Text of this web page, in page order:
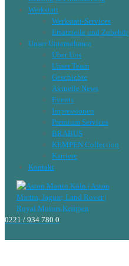
Werkstatt
Werkstatt-Services
Ersatzteile und Zubehör
Unser Unternehmen
Über Uns
Unser Team
Geschichte
Aktuelle News
Events
Impressionen
Premium Services
BRABUS
KEMPEN Collection
Karriere
Kontakt
0221 / 934 780 0